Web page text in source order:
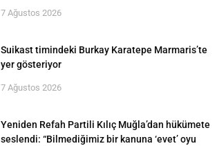
7 Ağustos 2026
Suikast timindeki Burkay Karatepe Marmaris’te
yer gösteriyor
7 Ağustos 2026
Yeniden Refah Partili Kılıç Muğla’dan hükümete
seslendi: “Bilmediğimiz bir kanuna ‘evet’ oyu